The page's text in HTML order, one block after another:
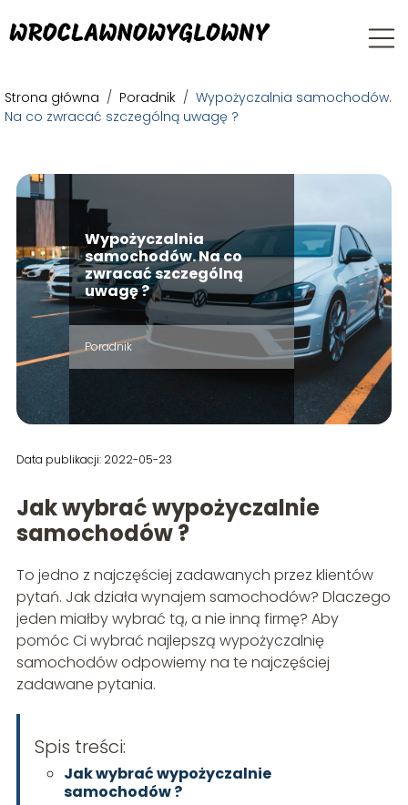
Strona główna / Poradnik / Wypożyczalnia samochodów.
Na co zwracać szczególną uwagę ?
Wypożyczalnia
samochodów. Na co
zwracać szczególną
uwagę ?
Poradnik
Data publikacji: 2022-05-23
Jak wybrać wypożyczalnie
samochodów ?
To jedno z najczęściej zadawanych przez klientów
pytań. Jak działa wynajem samochodów? Dlaczego
jeden miałby wybrać tą, a nie inną firmę? Aby
pomóc Ci wybrać najlepszą wypożyczalnię
samochodów odpowiemy na te najczęściej
zadawane pytania.
Spis treści:
Jak wybrać wypożyczalnie
samochodów ?